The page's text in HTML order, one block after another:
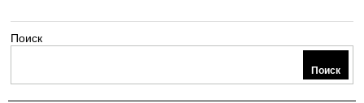
Поиск
Поиск